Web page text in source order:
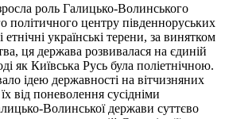
роль Галицько-Волинського
політичного центру південноруських
українські терени, за винятком
ця держава розвивалася на єдиній
як Київська Русь була поліетнічною.
ідею державності на вітчизняних
від поневолення сусідніми
Волинської держави суттєво